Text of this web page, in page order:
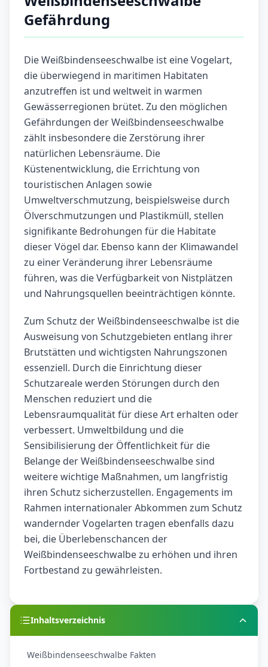
Gefährdung
Die Weißbindenseeschwalbe ist eine Vogelart,
die überwiegend in maritimen Habitaten
anzutreffen ist und weltweit in warmen
Gewässerregionen brütet. Zu den möglichen
Gefährdungen der Weißbindenseeschwalbe
zählt insbesondere die Zerstörung ihrer
natürlichen Lebensräume. Die
Küstenentwicklung, die Errichtung von
touristischen Anlagen sowie
Umweltverschmutzung, beispielsweise durch
Ölverschmutzungen und Plastikmüll, stellen
signifikante Bedrohungen für die Habitate
dieser Vögel dar. Ebenso kann der Klimawandel
zu einer Veränderung ihrer Lebensräume
führen, was die Verfügbarkeit von Nistplätzen
und Nahrungsquellen beeinträchtigen könnte.
Zum Schutz der Weißbindenseeschwalbe ist die
Ausweisung von Schutzgebieten entlang ihrer
Brutstätten und wichtigsten Nahrungszonen
essenziell. Durch die Einrichtung dieser
Schutzareale werden Störungen durch den
Menschen reduziert und die
Lebensraumqualität für diese Art erhalten oder
verbessert. Umweltbildung und die
Sensibilisierung der Öffentlichkeit für die
Belange der Weißbindenseeschwalbe sind
weitere wichtige Maßnahmen, um langfristig
ihren Schutz sicherzustellen. Engagements im
Rahmen internationaler Abkommen zum Schutz
wandernder Vogelarten tragen ebenfalls dazu
bei, die Überlebenschancen der
Weißbindenseeschwalbe zu erhöhen und ihren
Fortbestand zu gewährleisten.
Inhaltsverzeichnis
Weißbindenseeschwalbe Fakten